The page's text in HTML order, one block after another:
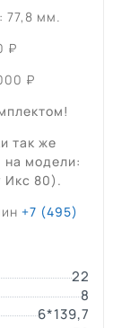
77,8 мм.
₽
₽
так же
на модели:
Икс 80) .
+7 (495)
22
8
6*139,7